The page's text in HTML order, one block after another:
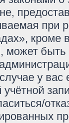
при
кроме
может быть
у вас